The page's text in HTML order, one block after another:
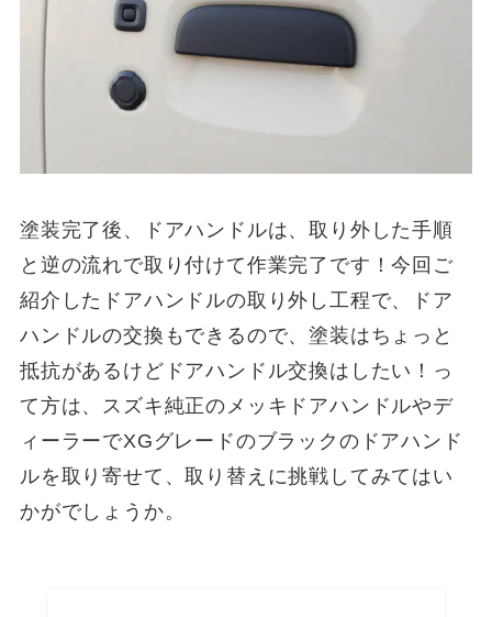
塗装完了後、ドアハンドルは、取り外した手順
と逆の流れで取り付けて作業完了です！今回ご
紹介したドアハンドルの取り外し工程で、ドア
ハンドルの交換もできるので、塗装はちょっと
抵抗があるけどドアハンドル交換はしたい！っ
て方は、スズキ純正のメッキドアハンドルやデ
ィーラーでXG グレードのブラックのドアハンド
ルを取り寄せて、取り替えに挑戦してみてはい
かがでしょうか。